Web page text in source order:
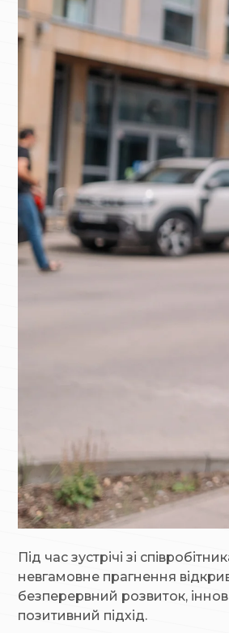
Під час зустрічі зі
невгамовне прагнення
безперервний розвиток,
позитивний підхід.